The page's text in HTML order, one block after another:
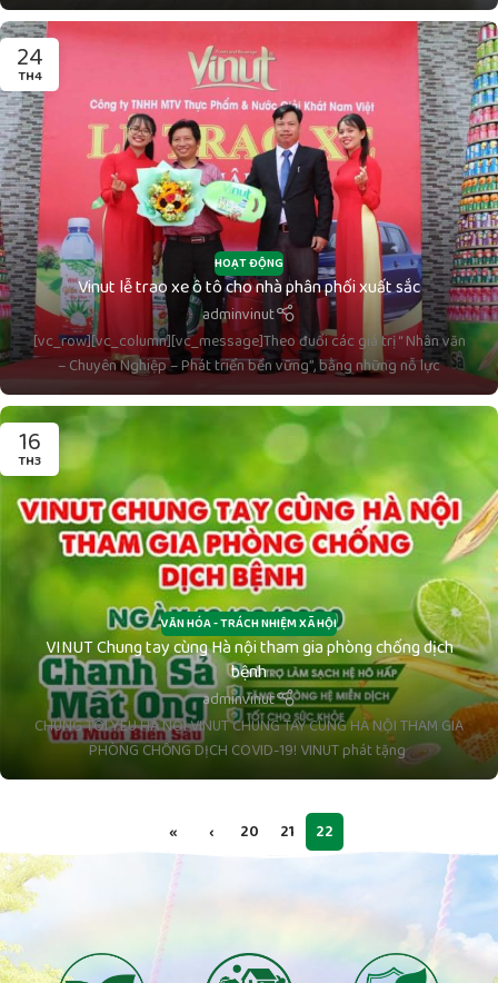
24
TH4
HOẠT ĐỘNG
Vinut lễ trao xe ô tô cho nhà phân phối xuất sắc
adminvinut
[vc_row][vc_column][vc_message]Theo đuổi các giá trị “ Nhân văn
– Chuyên Nghiệp – Phát triển bền vững”, bằng những nỗ lực
16
TH3
VĂN HÓA - TRÁCH NHIỆM XÃ HỘI
VINUT Chung tay cùng Hà nội tham gia phòng chống dịch
bệnh
adminvinut
CHÚNG TÔI YÊU HÀ NỘI VINUT CHUNG TAY CÙNG HÀ NỘI THAM GIA
PHÒNG CHỐNG DỊCH COVID-19! VINUT phát tặng
« ‹ 20 21 22